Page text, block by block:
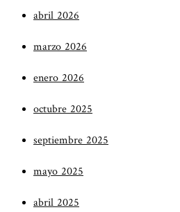
abril 2026
marzo 2026
enero 2026
octubre 2025
septiembre 2025
mayo 2025
abril 2025